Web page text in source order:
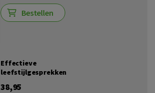
Bestellen
Effectieve
leefstijlgesprekken
38,95